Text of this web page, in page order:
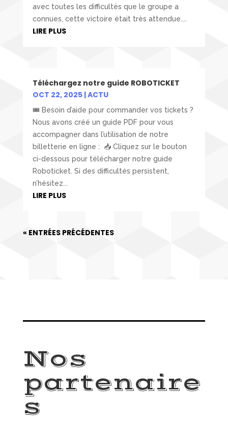
avec toutes les difficultés que le groupe a
connues, cette victoire était très attendue....
LIRE PLUS
Téléchargez notre guide ROBOTICKET
OCT 22, 2025|ACTU
🎟️ Besoin d’aide pour commander vos tickets ?
Nous avons créé un guide PDF pour vous
accompagner dans l’utilisation de notre
billetterie en ligne : 📥 Cliquez sur le bouton
ci-dessous pour télécharger notre guide
Roboticket. Si des difficultés persistent,
n’hésitez...
LIRE PLUS
« ENTRÉES PRÉCÉDENTES
Nos
partenaire
s